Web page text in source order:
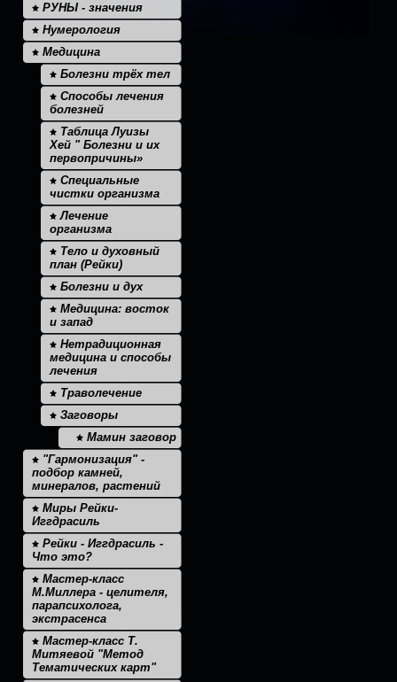
РУНЫ - значения
Нумерология
Медицина
Болезни трёх тел
Способы лечения
болезней
Таблица Луизы
Хей " Болезни и их
первопричины»
Специальные
чистки организма
Лечение
организма
Тело и духовный
план (Рейки)
Болезни и дух
Медицина: восток
и запад
Нетрадиционная
медицина и способы
лечения
Траволечение
Заговоры
Мамин заговор
"Гармонизация" -
подбор камней,
минералов, растений
Миры Рейки-
Иггдрасиль
Рейки - Иггдрасиль -
Что это?
Мастер-класс
М.Миллера - целителя,
парапсихолога,
экстрасенса
Мастер-класс Т.
Митяевой "Метод
Тематических карт"